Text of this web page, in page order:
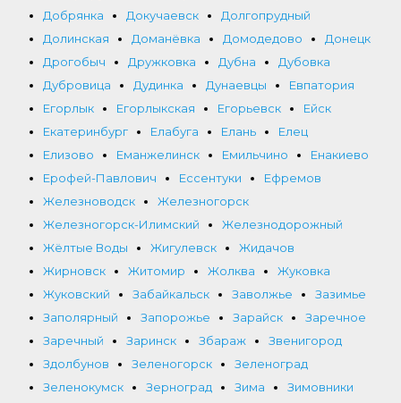
Добрянка
Докучаевск
Долгопрудный
Долинская
Доманёвка Домодедово
Донецк
Дрогобыч
Дружковка Дубна
Дубовка
Дубровица
Дудинка Дунаевцы
Евпатория
Егорлык
Егорлыкская Егорьевск
Ейск
Екатеринбург
Елабуга Елань
Елец
Елизово
Еманжелинск Емильчино
Енакиево
Ерофей-Павлович
Ессентуки
Ефремов
Железноводск
Железногорск
Железногорск-Илимский
Железнодорожный
Жёлтые Воды
Жигулевск
Жидачов
Жирновск
Житомир Жолква
Жуковка
Жуковский
Забайкальск Заволжье
Зазимье
Заполярный
Запорожье Зарайск
Заречное
Заречный
Заринск Збараж
Звенигород
Здолбунов
Зеленогорск
Зеленоград
Зеленокумск
Зерноград Зима
Зимовники